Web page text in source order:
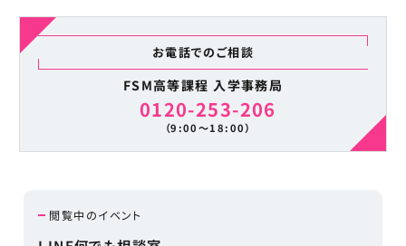
閲覧中のイベント
お電話でのご相談
FSM高等課程 入学事務局
0120-253-206
（9:00〜18:00）